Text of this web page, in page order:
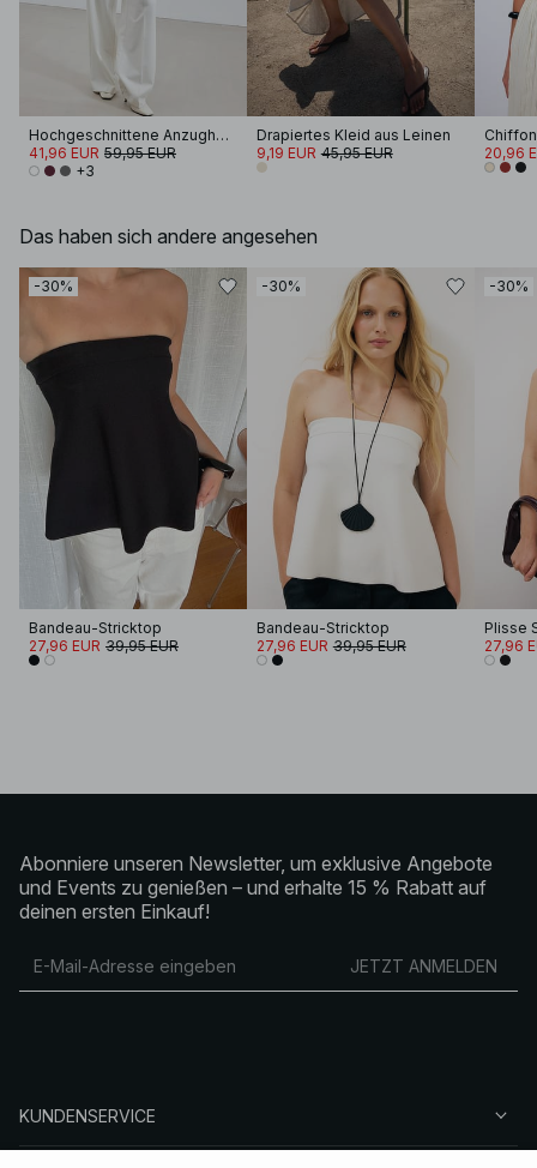
Hochgeschnittene Anzughose
41,96 EUR 59,95 EUR
+3
Drapiertes Kleid aus Leinen
9,19 EUR 45,95 EUR 20,96
Das haben sich andere angesehen
-30%
Bandeau-Stricktop
27,96 EUR 39,95 EUR
-30%
Bandeau-Stricktop
27,96 EUR 39,95 EUR
-30%
Plisse
27,96
Abonniere unseren Newsletter, um exklusive Angebote
und Events zu genießen – und erhalte 15 % Rabatt auf
deinen ersten Einkauf!
JETZT ANMELDEN
KUNDENSERVICE